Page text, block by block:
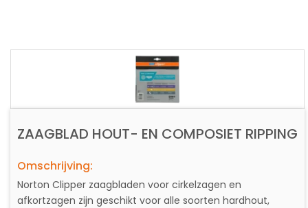
ZAAGBLAD HOUT- EN COMPOSIET RIPPING
Omschrijving:
Norton Clipper zaagbladen voor cirkelzagen en
afkortzagen zijn geschikt voor alle soorten hardhout,